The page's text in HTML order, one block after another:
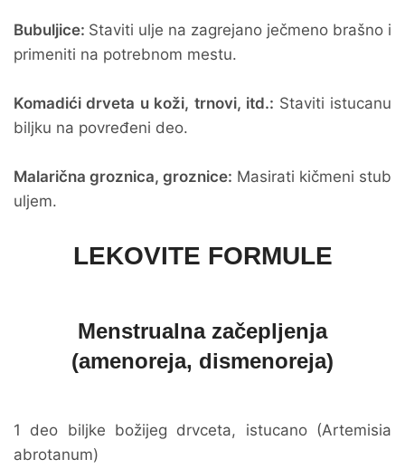
Bubuljice: Staviti ulje na zagrejano ječmeno brašno i
primeniti na potrebnom mestu.
Komadići drveta u koži, trnovi, itd.: Staviti istucanu
biljku na povređeni deo.
Malarična groznica, groznice: Masirati kičmeni stub
uljem.
LEKOVITE FORMULE
Menstrualna začepljenja
(amenoreja, dismenoreja)
1 deo biljke božijeg drvceta, istucano (Artemisia
abrotanum)